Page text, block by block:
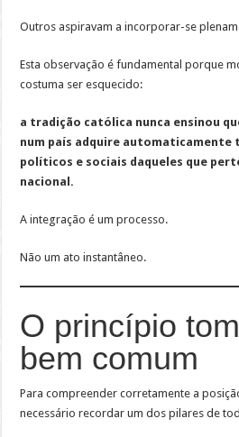
Outros aspiravam a incorporar-se
Esta observação é fundamental porque
costuma ser esquecido:
a tradição católica nunca ensinou
num país adquire automaticamente
políticos e sociais daqueles que
nacional.
A integração é um processo.
Não um ato instantâneo.
O princípio
bem comum
Para compreender corretamente a
necessário recordar um dos pilares de